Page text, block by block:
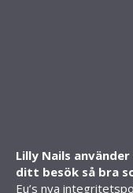
Lilly Nails
ditt besök så bra
Eu’s nya
Skapa konto
Butiker